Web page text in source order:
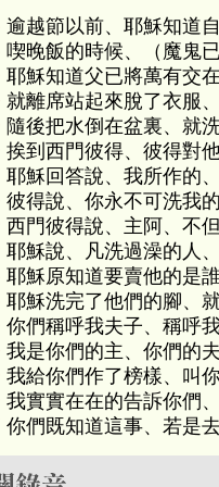
逾越節以前、耶穌知道
喫晚飯的時候、（魔鬼
耶穌知道父已將萬有交
就離席站起來脫了衣服
隨後把水倒在盆裏、就
挨到西門彼得、彼得對
耶穌回答說、我所作的
彼得說、你永不可洗我
西門彼得說、主阿、不
耶穌說、凡洗過澡的人
耶穌原知道要賣他的是
耶穌洗完了他們的腳、
你們稱呼我夫子、稱呼
我是你們的主、你們的
我給你們作了榜樣、叫
我實實在在的告訴你們
你們既知道這事、若是